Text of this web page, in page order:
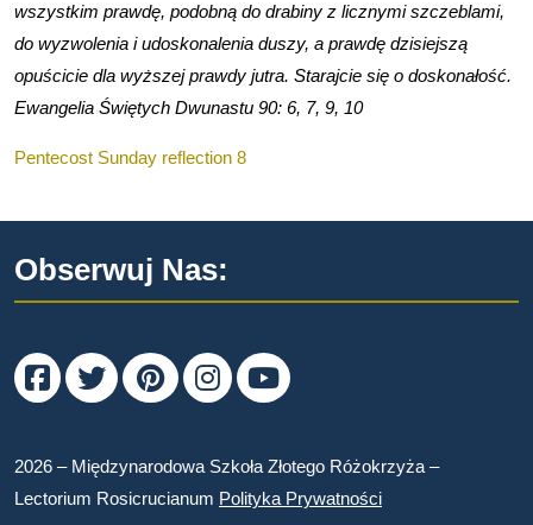
wszystkim prawdę, podobną do drabiny z licznymi szczeblami,
do wyzwolenia i udoskonalenia duszy, a prawdę dzisiejszą
opuścicie dla wyższej prawdy jutra. Starajcie się o doskonałość.
Ewangelia Świętych Dwunastu 90: 6, 7, 9, 10
Pentecost Sunday reflection 8
Obserwuj Nas:
FacebookTwitter PinterestInstagram
2026 – Międzynarodowa Szkoła Złotego Różokrzyża –
Lectorium Rosicrucianum Polityka Prywatności